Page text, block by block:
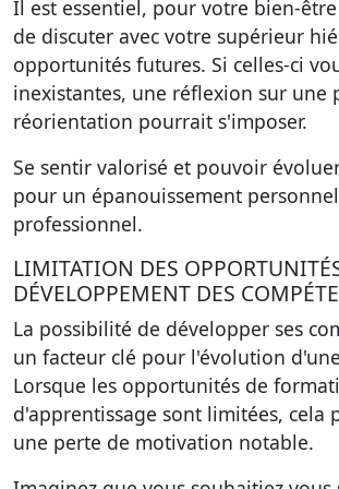
Il est essentiel, pour votre bien-
de discuter avec votre supérieur
opportunités futures. Si celles-ci
inexistantes, une réflexion sur une
réorientation pourrait s'imposer.
Se sentir valorisé et pouvoir
pour un épanouissement
professionnel.
LIMITATION DES
DÉVELOPPEMENT DES
La possibilité de développer ses
un facteur clé pour l'évolution
Lorsque les opportunités de
d'apprentissage sont limitées, cela
une perte de motivation notable.